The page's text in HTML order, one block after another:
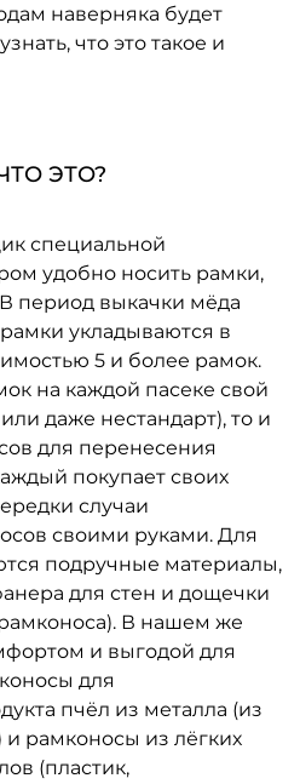
наверняка будет
что это такое и
ЭТО?
специальной
удобно носить рамки,
период выкачки мёда
укладываются в
5 и более рамок.
на каждой пасеке свой
даже нестандарт), то и
для перенесения
покупает своих
случаи
своими руками. Для
подручные материалы,
для стен и дощечки
В нашем же
и выгодой для
для
пчёл из металла (из
и рамконосы из лёгких
(пластик,